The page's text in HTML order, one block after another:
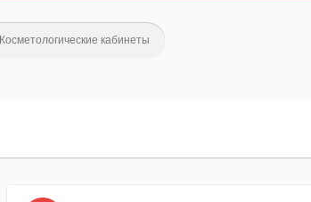
Косметологические кабинеты